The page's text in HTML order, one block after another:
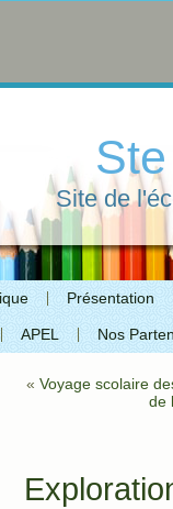
Site de
Présentation
APEL Nos
« Voyage scolaire
de